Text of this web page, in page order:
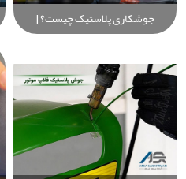
جوشکاری پلاستیک چیست؟ |
راهنمای کامل خرید تجهیزات جوش